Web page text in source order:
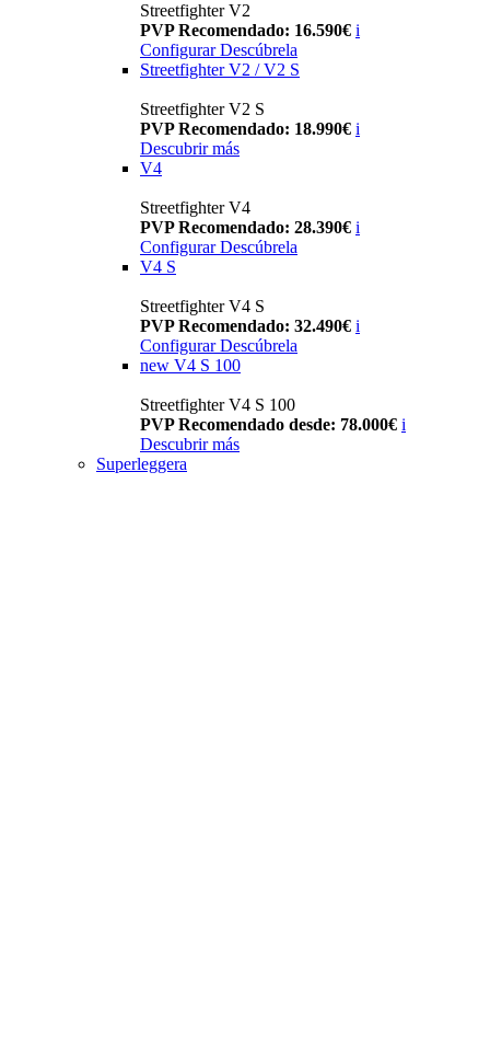
Streetfighter V2
PVP Recomendado: 16.590€ i
Configurar Descúbrela
Streetfighter V2 / V2 S
Streetfighter V2 S
PVP Recomendado: 18.990€ i
Descubrir más
V4
Streetfighter V4
PVP Recomendado: 28.390€ i
Configurar Descúbrela
V4 S
Streetfighter V4 S
PVP Recomendado: 32.490€ i
Configurar Descúbrela
new V4 S 100
Streetfighter V4 S 100
PVP Recomendado desde: 78.000€ i
Descubrir más
Superleggera